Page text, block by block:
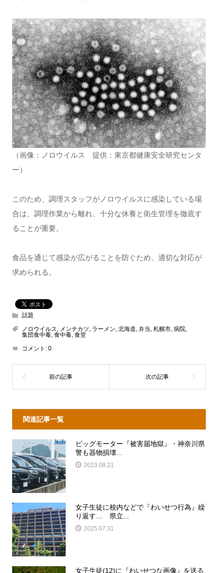
（画像：ノロウイルス 提供：東京都健康安全研究センタ
ー）
このため、調理スタッフがノロウイルスに感染している場
合は、調理作業から離れ、十分な休養と衛生管理を徹底す
ることが重要。
食品を通じて感染が広がることを防ぐため、適切な対応が
求められる。
話題
ノロウイルス, メンチカツ, ラーメン, 北海道, 弁当, 札幌市, 病院,
集団食中毒, 食中毒, 食堂
コメント: 0
関連記事一覧
ビッグモーター『被害届地獄』・神奈川県
警も器物損壊...
2023.08.21
女子生徒に校内などで『わいせつ行為』繰
り返す… 県立...
2025.07.31
女子生徒(12)に『わいせつな画像』を送る